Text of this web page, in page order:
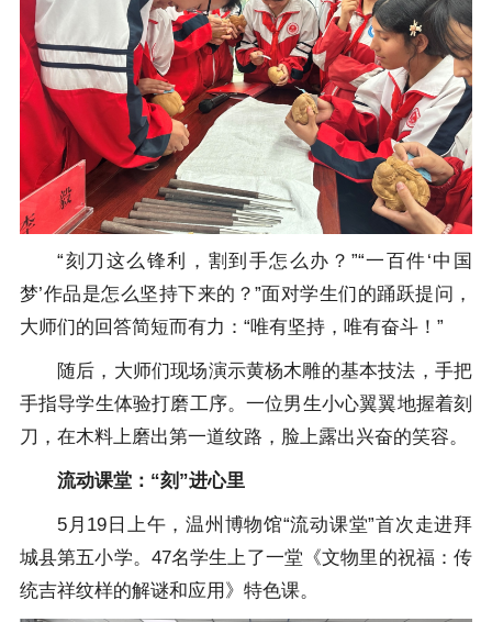
“刻刀这么锋利，割到手怎么办？”“一百件‘中国
梦’作品是怎么坚持下来的？”面对学生们的踊跃提问，
大师们的回答简短而有力：“唯有坚持，唯有奋斗！”
随后，大师们现场演示黄杨木雕的基本技法，手把
手指导学生体验打磨工序。一位男生小心翼翼地握着刻
刀，在木料上磨出第一道纹路，脸上露出兴奋的笑容。
流动课堂：“刻”进心里
5月19日上午，温州博物馆“流动课堂”首次走进拜
城县第五小学。47名学生上了一堂《文物里的祝福：传
统吉祥纹样的解谜和应用》特色课。